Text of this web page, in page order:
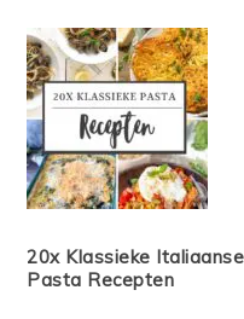
20x Klassieke Italiaanse
Pasta Recepten